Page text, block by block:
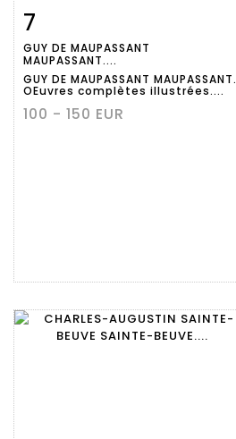
détaillée
7
GUY DE MAUPASSANT
MAUPASSANT....
GUY DE MAUPASSANT MAUPASSANT.
OEuvres complètes illustrées....
100 - 150 EUR